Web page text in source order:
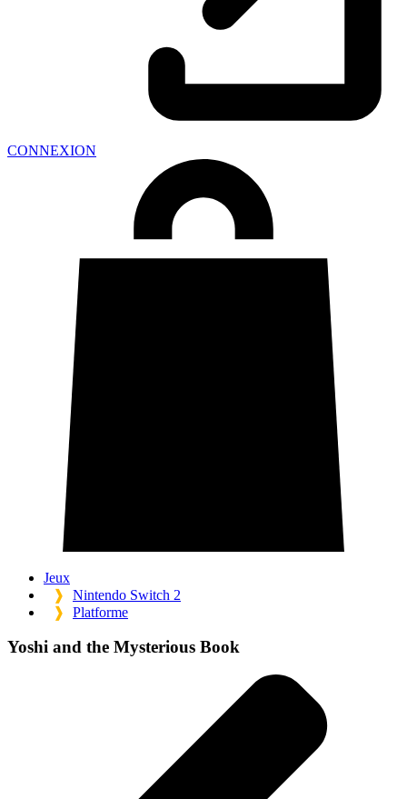
CONNEXION
Jeux
❱
Nintendo Switch 2
❱
Platforme
Yoshi and the Mysterious Book